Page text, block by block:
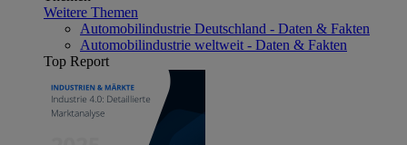
Weitere Themen
Automobilindustrie Deutschland - Daten & Fakten
Automobilindustrie weltweit - Daten & Fakten
Top Report